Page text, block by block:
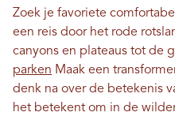
Zoek je favoriete
een reis door het rode
canyons en plateaus tot de
parken Maak een
denk na over de betekenis
het betekent om in de